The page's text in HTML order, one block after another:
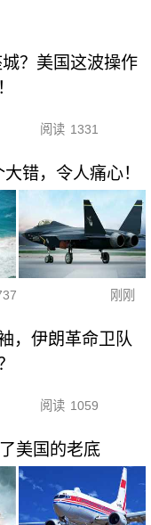
？美国这波操作
阅读 1331
错，令人痛心！
刚刚
，伊朗革命卫队
阅读 1059
美国的老底